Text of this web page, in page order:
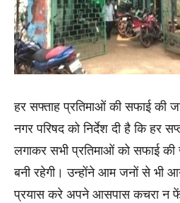
हर सफ्ताह प्रतिमाओं की सफाई की
नगर परिषद को निर्देश दी है कि हर
लगाकर सभी प्रतिमाओं को सफाई
बनी रहेगी। उन्होंने आम जनों से भी
प्रयास करे अपने आसपास कचरा न